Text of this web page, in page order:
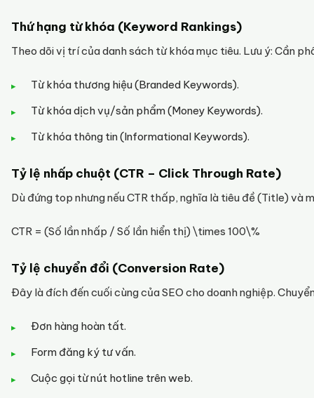
Thứ hạng từ khóa (Keyword Rankings)
Theo dõi vị trí của danh sách từ khóa mục tiêu. Lưu ý: Cần
Từ khóa thương hiệu (Branded Keywords).
Từ khóa dịch vụ/sản phẩm (Money Keywords).
Từ khóa thông tin (Informational Keywords).
Tỷ lệ nhấp chuột (CTR – Click Through Rate)
Dù đứng top nhưng nếu CTR thấp, nghĩa là tiêu đề (Title)
CTR = (Số lần nhấp / Số lần hiển thị) \times 100\%
Tỷ lệ chuyển đổi (Conversion Rate)
Đây là đích đến cuối cùng của SEO cho doanh nghiệp.
Đơn hàng hoàn tất.
Form đăng ký tư vấn.
Cuộc gọi từ nút hotline trên web.